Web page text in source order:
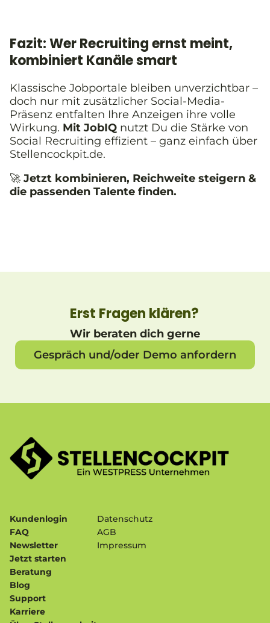
Fazit: Wer Recruiting ernst meint,
kombiniert Kanäle smart
Klassische Jobportale bleiben unverzichtbar –
doch nur mit zusätzlicher Social-Media-
Präsenz entfalten Ihre Anzeigen ihre volle
Wirkung. Mit JobIQ nutzt Du die Stärke von
Social Recruiting effizient – ganz einfach über
Stellencockpit.de.
🚀 Jetzt kombinieren, Reichweite steigern &
die passenden Talente finden.
Erst Fragen klären?
Wir beraten dich gerne
Gespräch und/oder Demo anfordern
Kundenlogin
FAQ
Newsletter
Jetzt starten
Beratung
Blog
Support
Karriere
Datenschutz
AGB
Impressum